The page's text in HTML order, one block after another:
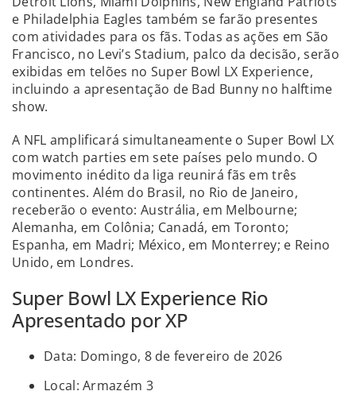
e Philadelphia Eagles também se farão presentes
com atividades para os fãs. Todas as ações em São
Francisco, no Levi’s Stadium, palco da decisão, serão
exibidas em telões no Super Bowl LX Experience,
incluindo a apresentação de Bad Bunny no halftime
show.
A NFL amplificará simultaneamente o Super Bowl LX
com watch parties em sete países pelo mundo. O
movimento inédito da liga reunirá fãs em três
continentes. Além do Brasil, no Rio de Janeiro,
receberão o evento: Austrália, em Melbourne;
Alemanha, em Colônia; Canadá, em Toronto;
Espanha, em Madri; México, em Monterrey; e Reino
Unido, em Londres.
Super Bowl LX Experience Rio
Apresentado por XP
Data: Domingo, 8 de fevereiro de 2026
Local: Armazém 3